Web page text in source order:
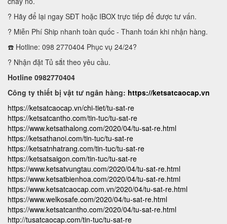
? Hãy để lại ngay SĐT hoặc IBOX trực tiếp để được tư vấn.
? Miễn Phí Ship nhanh toàn quốc - Thanh toán khi nhận hàng.
☎️ Hotline: 098 2770404 Phục vụ 24/24?
? Nhận đặt Tủ sắt theo yêu cầu.
Hotline 0982770404
Công ty thiết bị vật tư ngân hàng: https://ketsatcaocap.vn
https://ketsatcaocap.vn/chi-tiet/tu-sat-re
https://ketsatcantho.com/tin-tuc/tu-sat-re
https://www.ketsathalong.com/2020/04/tu-sat-re.html
https://ketsathanoi.com/tin-tuc/tu-sat-re
https://ketsatnhatrang.com/tin-tuc/tu-sat-re
https://ketsatsaigon.com/tin-tuc/tu-sat-re
https://www.ketsatvungtau.com/2020/04/tu-sat-re.html
https://www.ketsatbienhoa.com/2020/04/tu-sat-re.html
https://www.ketsatcaocap.com.vn/2020/04/tu-sat-re.html
https://www.welkosafe.com/2020/04/tu-sat-re.html
https://www.ketsatcantho.com/2020/04/tu-sat-re.html
http://tusatcaocap.com/tin-tuc/tu-sat-re